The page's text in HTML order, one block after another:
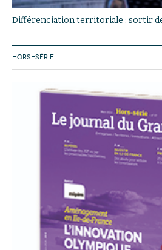
Différenciation territoriale : sortir
HORS-SÉRIE